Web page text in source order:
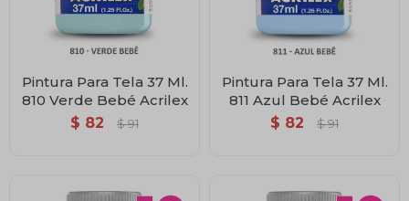
Pintura Para Tela 37 Ml.
810 Verde Bebé Acrilex
$ 82 $ 91
Pintura Para Tela 37 Ml.
811 Azul Bebé Acrilex
$ 82 $ 91